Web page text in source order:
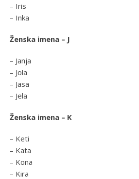
– Iris
– Inka
Ženska imena – J
– Janja
– Jola
– Jasa
– Jela
Ženska imena – K
– Keti
– Kata
– Kona
– Kira